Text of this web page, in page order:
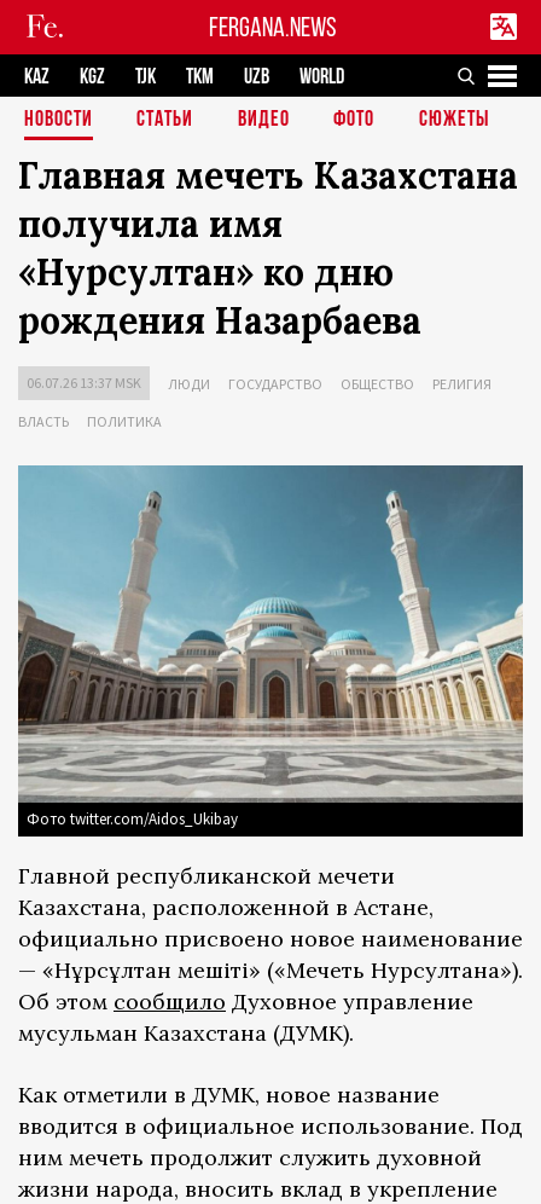
FERGANA.NEWS
KAZ KGZ TJK TKM UZB
WORLD
НОВОСТИ
СТАТЬИ ВИДЕО ФОТО СЮЖЕТЫ
Главная мечеть Казахстана
получила имя
«Нурсултан» ко дню
рождения Назарбаева
06.07.26 13:37 MSK ЛЮДИ ГОСУДАРСТВО ОБЩЕСТВО РЕЛИГИЯ
ВЛАСТЬ ПОЛИТИКА
Фото twitter.com/Aidos_Ukibay
Главной республиканской мечети
Казахстана, расположенной в Астане,
официально присвоено новое наименование
— «Нұрсұлтан мешіті» («Мечеть Нурсултана»).
Об этом сообщило Духовное управление
мусульман Казахстана (ДУМК).
Как отметили в ДУМК, новое название
вводится в официальное использование. Под
ним мечеть продолжит служить духовной
жизни народа, вносить вклад в укрепление